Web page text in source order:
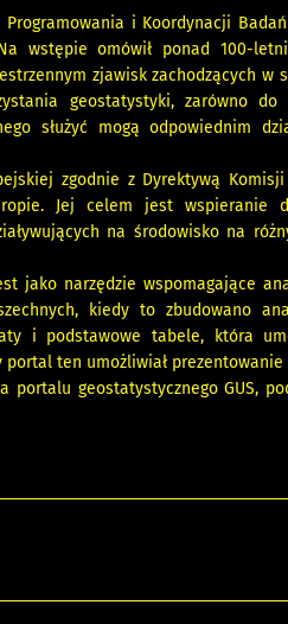
i Koordynacji
wstępie omówił ponad 100-
zjawisk zachodzących w
geostatystyki, zarówno
służyć mogą odpowiednim
zgodnie z Dyrektywą Komisji
Jej celem jest wspieranie
na środowisko na
jako narzędzie wspomagające
kiedy to zbudowano
i podstawowe tabele, która
ten umożliwiał
geostatystycznego GUS,